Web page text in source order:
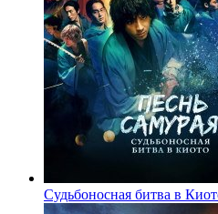
Судьбоносная битва в